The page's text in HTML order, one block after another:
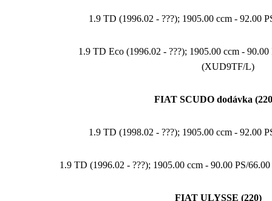
1.9 TD (1996.02 - ???); 1905.00 ccm - 92.00
1.9 TD Eco (1996.02 - ???); 1905.00 ccm -
(XUD9TF/L)
FIAT SCUDO dodávka
1.9 TD (1998.02 - ???); 1905.00 ccm - 92.00
1.9 TD (1996.02 - ???); 1905.00 ccm - 90.00 PS/
FIAT ULYSSE (220)